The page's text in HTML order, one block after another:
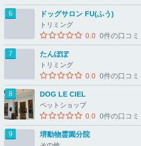
ドッグサロン FU(ふう)
トリミング
0.0 0件の口コミ
たんぽぽ
トリミング
0.0 0件の口コミ
DOG LE CIEL
ペットショップ
0.0 0件の口コミ
堺動物霊園分院